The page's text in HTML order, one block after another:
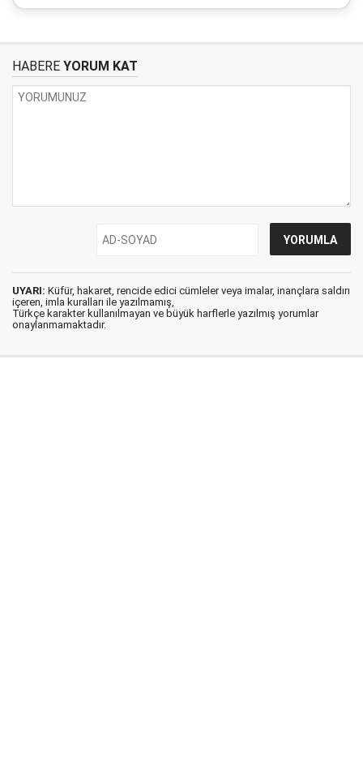
HABERE YORUM KAT
UYARI: Küfür, hakaret, rencide edici cümleler veya imalar, inançlara saldırı
içeren, imla kuralları ile yazılmamış,
Türkçe karakter kullanılmayan ve büyük harflerle yazılmış yorumlar
onaylanmamaktadır.